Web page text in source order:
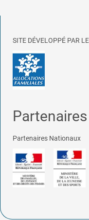
SITE DÉVELOPPÉ PAR
Partenaires
Partenaires Nationaux